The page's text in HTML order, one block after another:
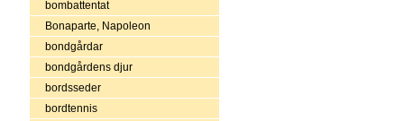
bombattentat
Bonaparte, Napoleon
bondgårdar
bondgårdens djur
bordsseder
bordtennis